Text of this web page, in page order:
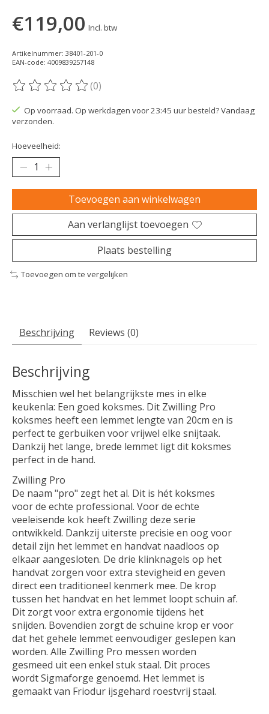
€119,00 Incl. btw
Artikelnummer: 38401-201-0
EAN-code: 4009839257148
De beoordeling van dit product is
(0)
Op voorraad. Op werkdagen voor 23:45 uur besteld? Vandaag
verzonden.
Hoeveelheid:
Toevoegen aan winkelwagen
Aan verlanglijst toevoegen
Plaats bestelling
Toevoegen om te vergelijken
Beschrijving Reviews (0)
Beschrijving
Misschien wel het belangrijkste mes in elke
keukenla: Een goed koksmes. Dit Zwilling Pro
koksmes heeft een lemmet lengte van 20cm en is
perfect te gerbuiken voor vrijwel elke snijtaak.
Dankzij het lange, brede lemmet ligt dit koksmes
perfect in de hand.
Zwilling Pro
De naam "pro" zegt het al. Dit is hét koksmes
voor de echte professional. Voor de echte
veeleisende kok heeft Zwilling deze serie
ontwikkeld. Dankzij uiterste precisie en oog voor
detail zijn het lemmet en handvat naadloos op
elkaar aangesloten. De drie klinknagels op het
handvat zorgen voor extra stevigheid en geven
direct een traditioneel kenmerk mee. De krop
tussen het handvat en het lemmet loopt schuin af.
Dit zorgt voor extra ergonomie tijdens het
snijden. Bovendien zorgt de schuine krop er voor
dat het gehele lemmet eenvoudiger geslepen kan
worden. Alle Zwilling Pro messen worden
gesmeed uit een enkel stuk staal. Dit proces
wordt Sigmaforge genoemd. Het lemmet is
gemaakt van Friodur ijsgehard roestvrij staal.